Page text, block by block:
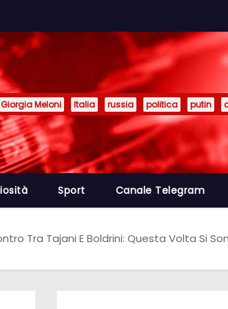
Giorgia Meloni Italia russia politica putin
Sport Canale Telegram
Tra Tajani E Boldrini: Questa Volta Si